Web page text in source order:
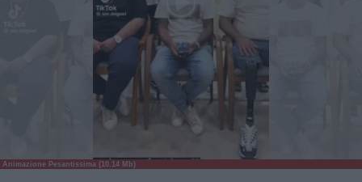
Animazione Pesantissima (10.14 Mb)